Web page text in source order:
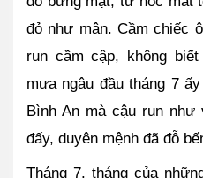
đỏ như mận. Cầm chiếc
run cầm cập, không
mưa ngâu đầu tháng 7
Bình An mà cậu run
đấy, duyên mệnh đã đỗ
Tháng 7, tháng của